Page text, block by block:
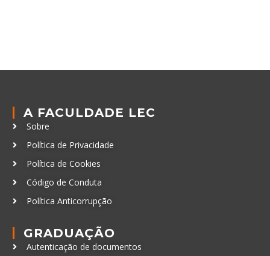
A FACULDADE LEC
Sobre
Política de Privacidade
Política de Cookies
Código de Conduta
Política Anticorrupção
GRADUAÇÃO
Autenticação de documentos